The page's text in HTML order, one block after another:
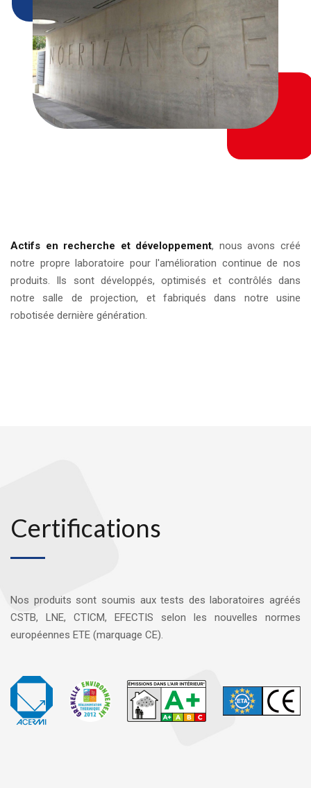
Actifs en recherche et développement, nous avons créé
notre propre laboratoire pour l'amélioration continue de nos
produits. Ils sont développés, optimisés et contrôlés dans
notre salle de projection, et fabriqués dans notre usine
robotisée dernière génération.
Certifications
Nos produits sont soumis aux tests des laboratoires agréés
CSTB, LNE, CTICM, EFECTIS selon les nouvelles normes
européennes ETE (marquage CE).